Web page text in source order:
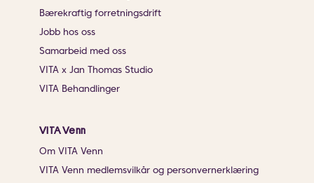
Bærekraftig forretningsdrift
Jobb hos oss
Samarbeid med oss
VITA x Jan Thomas Studio
VITA Behandlinger
VITA Venn
Om VITA Venn
VITA Venn medlemsvilkår og personvernerklæring